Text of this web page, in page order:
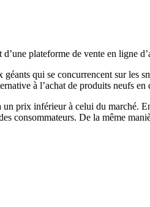
d’une plateforme de vente en ligne
qui se concurrencent sur les
à l’achat de produits neufs
prix inférieur à celui du marché.
consommateurs. De la même